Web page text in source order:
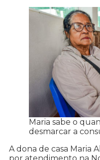
Maria sabe o
desmarcar a
A dona de casa Maria